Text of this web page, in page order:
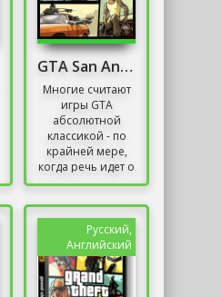
GTA San Andreas На Телефон
Многие считают
игры GTA
абсолютной
классикой - по
крайней мере,
когда речь идет о
GTA III, GTA Vice
первой вошла в...
Русский,
Английский